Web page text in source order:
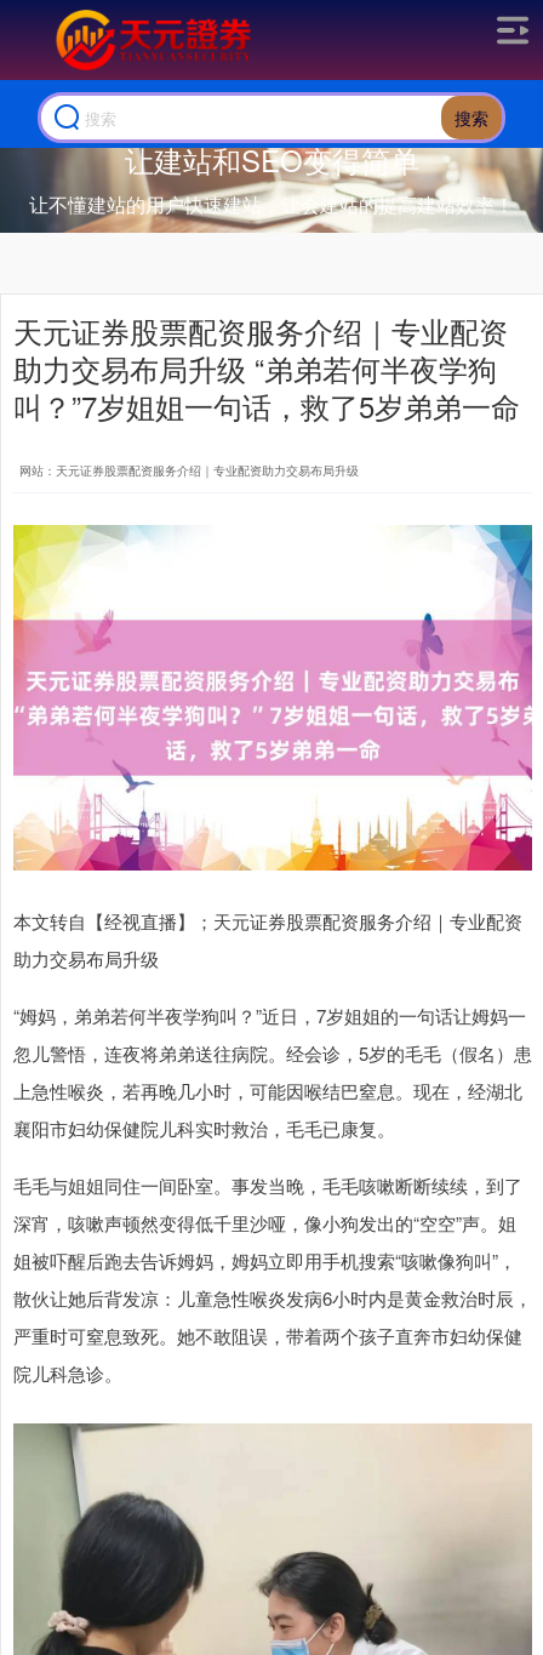
搜索
让建站和SEO变得简单
让不懂建站的用户快速建站，让会建站的提高建站效率！
天元证券股票配资服务介绍｜专业配资
助力交易布局升级 “弟弟若何半夜学狗
叫？”7岁姐姐一句话，救了5岁弟弟一命
网站：天元证券股票配资服务介绍｜专业配资助力交易布局升级
本文转自【经视直播】；天元证券股票配资服务介绍｜专业配资
助力交易布局升级
“姆妈，弟弟若何半夜学狗叫？”近日，7岁姐姐的一句话让姆妈一
忽儿警悟，连夜将弟弟送往病院。经会诊，5岁的毛毛（假名）患
上急性喉炎，若再晚几小时，可能因喉结巴窒息。现在，经湖北
襄阳市妇幼保健院儿科实时救治，毛毛已康复。
毛毛与姐姐同住一间卧室。事发当晚，毛毛咳嗽断断续续，到了
深宵，咳嗽声顿然变得低千里沙哑，像小狗发出的“空空”声。姐
姐被吓醒后跑去告诉姆妈，姆妈立即用手机搜索“咳嗽像狗叫”，
散伙让她后背发凉：儿童急性喉炎发病6小时内是黄金救治时辰，
严重时可窒息致死。她不敢阻误，带着两个孩子直奔市妇幼保健
院儿科急诊。